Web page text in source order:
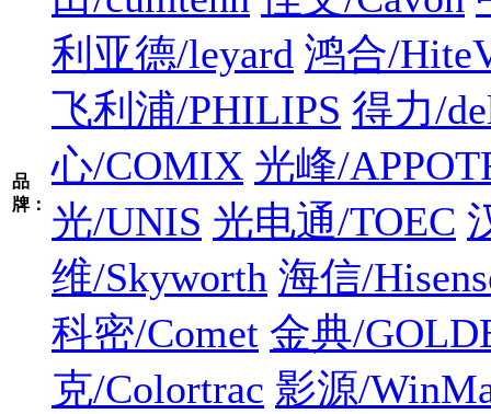
品
牌：
利亚德/leyard 鸿合/
飞利浦/PHILIPS 得力/
心/COMIX 光峰/
光/UNIS 光电通/TOEC
维/Skyworth 海信/
科密/Comet 金典/
克/Colortrac 影源/